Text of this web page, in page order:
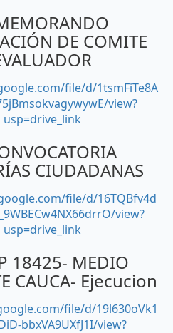
DE COMITE
file/d/1tsmFiTe8A
view?
usp=drive_link
CIUDADANAS
file/d/16TQBfv4d
view?
usp=drive_link
18425- MEDIO
CAUCA- Ejecucion
file/d/19l630oVk1
bbxVA9UXfJ1I/view?